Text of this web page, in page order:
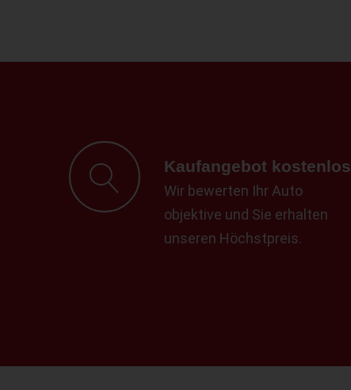
Kaufangebot kostenlos
Wir bewerten Ihr Auto
objektive und Sie erhalten
unseren Höchstpreis.